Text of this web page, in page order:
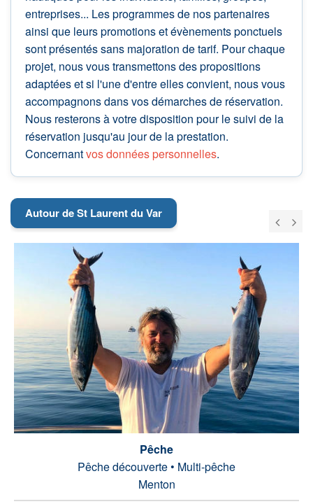
entreprises... Les programmes de nos partenaires
ainsi que leurs promotions et évènements ponctuels
sont présentés sans majoration de tarif. Pour chaque
projet, nous vous transmettons des propositions
adaptées et si l'une d'entre elles convient, nous vous
accompagnons dans vos démarches de réservation.
Nous resterons à votre disposition pour le suivi de la
réservation jusqu'au jour de la prestation.
Concernantvos données personnelles.
Autour de St Laurent du Var
Pêche
Pêche découverte • Multi-pêche
Menton